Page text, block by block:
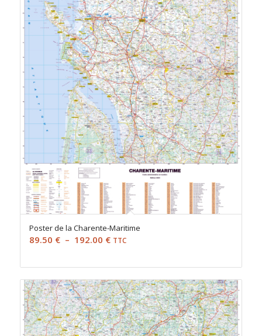
à
192.00 €
Poster de la Charente-Maritime
89.50 € – 192.00 €Plage
prix :
89.50 €
à
192.00 €
TTC